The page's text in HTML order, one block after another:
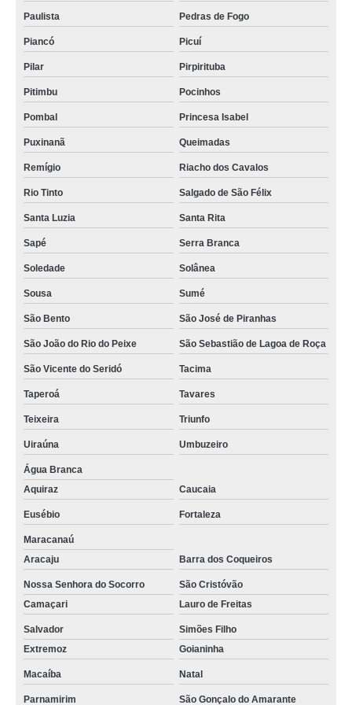
onde fazer certificado a1 e a3 Baía da Traição
certificado digital pessoa fisica localizar Queimadas
certificado digital para mei Mamanguape
certificado digital cnpj fazer Paulista
certificado digital pessoa fisica fazer Maracanaú
certificado a1 e a3 São José de Piranhas
onde faz certificado digital cnpj Solânea
onde fazer certificado digital a3 Belém
certificado serasa São Cristóvão
certificado serasa localizar Riacho dos Cavalos
onde faz certificado digital para mei Itabaiana
onde faz certificado digital pessoa fisica Alhandra
certificado mei localizar Salvador
onde fazer certificado digital a1 Nova Floresta
certificado digital para mei Caaporã
certificado digital correios localizar Santa Rita
certificado digital correios localizar Sapé
certificado serasa Solânea
certificado digital para mei fazer Taperoá
certificado digital pessoa fisica Monteiro
onde faz certificado mei Arara
certificado digital a3 Camaragibe
onde fazer certificado mei Piancó
certificado digital a3 Aparecida
Paulista Pedras de Fogo
Piancó Picuí
Pilar Pirpirituba
Pitimbu Pocinhos
Pombal Princesa Isabel
Puxinanã Queimadas
Remígio Riacho dos Cavalos
Rio Tinto Salgado de São Félix
Santa Luzia Santa Rita
Sapé Serra Branca
Soledade Solânea
Sousa Sumé
São Bento São José de Piranhas
São João do Rio do Peixe São Sebastião de Lagoa de Roça
São Vicente do Seridó Tacima
Taperoá Tavares
Teixeira Triunfo
Uiraúna Umbuzeiro
Água Branca
Aquiraz
Caucaia
Eusébio Fortaleza
Maracanaú
Aracaju
Barra dos Coqueiros
Nossa Senhora do Socorro
São Cristóvão
Camaçari
Lauro de Freitas
Salvador
Simões Filho
Extremoz
Goianinha
Macaíba Natal
Parnamirim São Gonçalo do Amarante